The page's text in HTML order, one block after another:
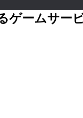
ゲームサー